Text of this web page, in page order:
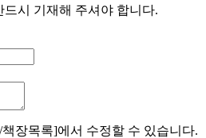
드시 기재해 주셔야 합니다.
장목록]에서 수정할 수 있습니다.